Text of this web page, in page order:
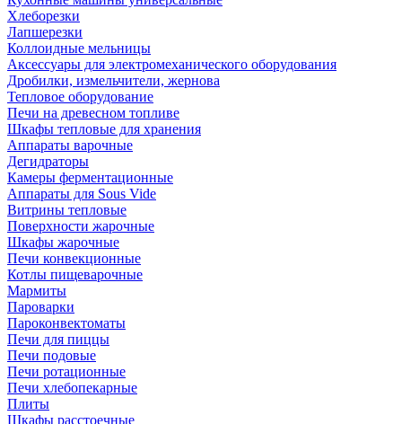
Хлеборезки
Лапшерезки
Коллоидные мельницы
Аксессуары для электромеханического оборудования
Дробилки, измельчители, жернова
Тепловое оборудование
Печи на древесном топливе
Шкафы тепловые для хранения
Аппараты варочные
Дегидраторы
Камеры ферментационные
Аппараты для Sous Vide
Витрины тепловые
Поверхности жарочные
Шкафы жарочные
Печи конвекционные
Котлы пищеварочные
Мармиты
Пароварки
Пароконвектоматы
Печи для пиццы
Печи подовые
Печи ротационные
Печи хлебопекарные
Плиты
Шкафы расстоечные